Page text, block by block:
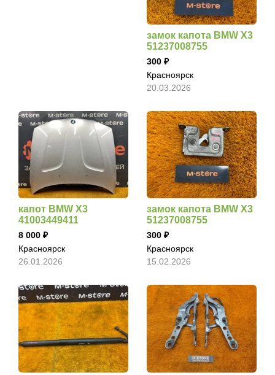
замок капота BMW X3
51237008755
300
Красноярск
20.03.2026
капот BMW X3
41003449411
8 000
Красноярск
26.01.2026
замок капота BMW X3
51237008755
300
Красноярск
15.02.2026